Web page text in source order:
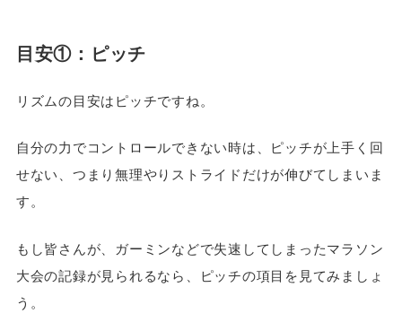
目安①：ピッチ
リズムの目安はピッチですね。
自分の力でコントロールできない時は、ピッチが上手く回
せない、つまり無理やりストライドだけが伸びてしまいま
す。
もし皆さんが、ガーミンなどで失速してしまったマラソン
大会の記録が見られるなら、ピッチの項目を見てみましょ
う。